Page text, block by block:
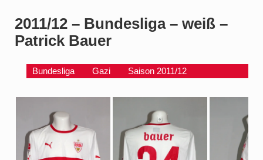
2011/12 – Bundesliga – weiß –
Patrick Bauer
Bundesliga Gazi Saison 2011/12